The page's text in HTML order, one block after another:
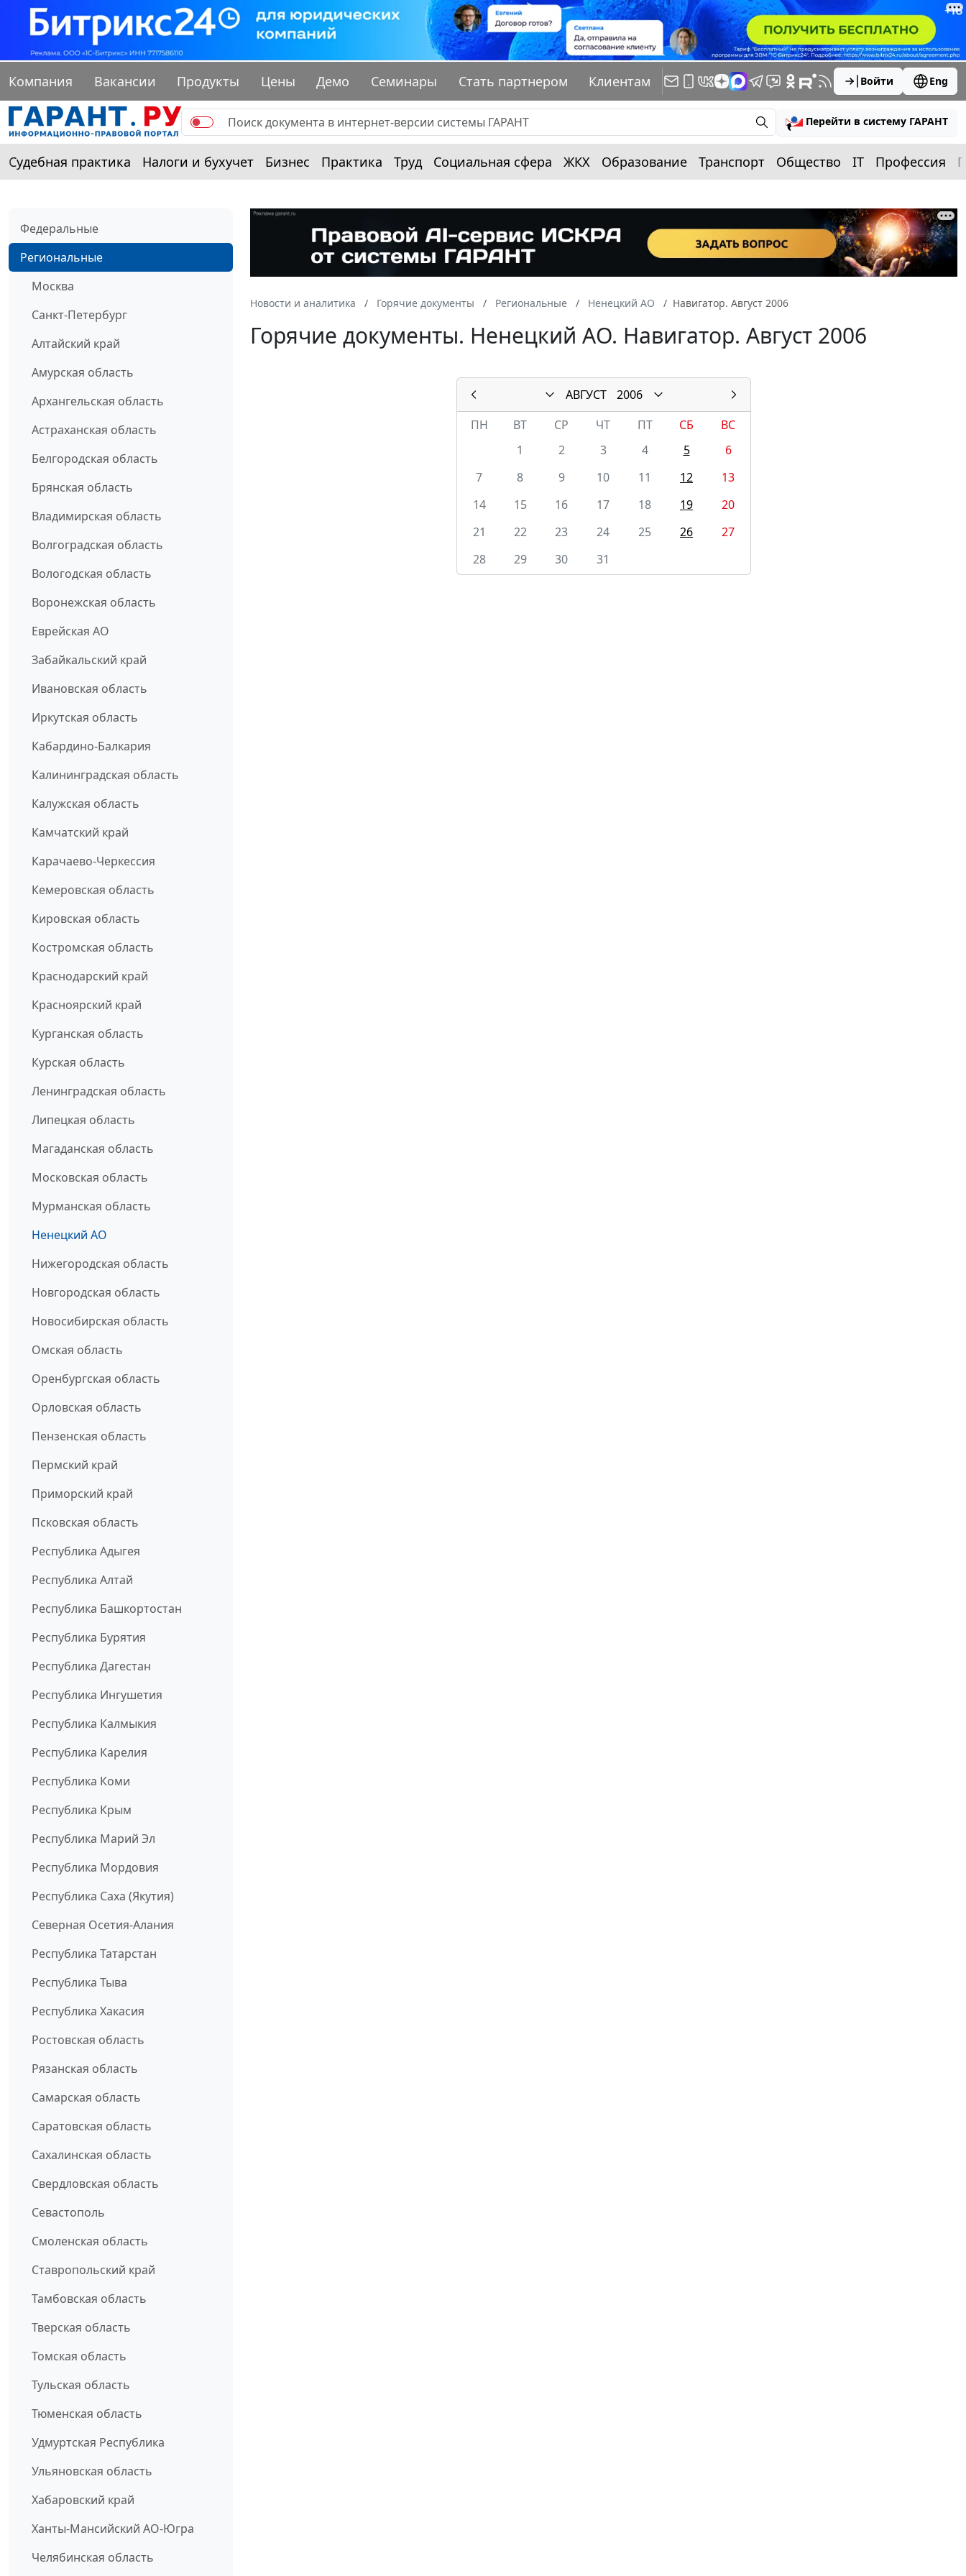
Компания Вакансии Продукты Цены Демо Семинары Стать партнером Клиентам Войти Eng
Перейти в систему ГАРАНТ
Судебная практика Налоги и бухучет Бизнес Практика Труд Социальная сфера ЖКХ Образование Транспорт Общество IT Профессия
Федеральные
Региональные
Москва
Санкт-Петербург
Алтайский край
Амурская область
Архангельская область
Астраханская область
Белгородская область
Брянская область
Владимирская область
Волгоградская область
Вологодская область
Воронежская область
Еврейская АО
Забайкальский край
Ивановская область
Иркутская область
Кабардино-Балкария
Калининградская область
Калужская область
Камчатский край
Карачаево-Черкессия
Кемеровская область
Кировская область
Костромская область
Краснодарский край
Красноярский край
Курганская область
Курская область
Ленинградская область
Липецкая область
Магаданская область
Московская область
Мурманская область
Ненецкий АО
Нижегородская область
Новгородская область
Новосибирская область
Омская область
Оренбургская область
Орловская область
Пензенская область
Пермский край
Приморский край
Псковская область
Республика Адыгея
Республика Алтай
Республика Башкортостан
Республика Бурятия
Республика Дагестан
Республика Ингушетия
Республика Калмыкия
Республика Карелия
Республика Коми
Республика Крым
Республика Марий Эл
Республика Мордовия
Республика Саха (Якутия)
Северная Осетия-Алания
Республика Татарстан
Республика Тыва
Республика Хакасия
Ростовская область
Рязанская область
Самарская область
Саратовская область
Сахалинская область
Свердловская область
Севастополь
Смоленская область
Ставропольский край
Тамбовская область
Тверская область
Томская область
Тульская область
Тюменская область
Удмуртская Республика
Ульяновская область
Хабаровский край
Ханты-Мансийский АО-Югра
Челябинская область
Новости и аналитика Горячие документы Региональные Ненецкий АО Навигатор. Август 2006
Горячие документы. Ненецкий АО. Навигатор. Август 2006
АВГУСТ
2006
ПН
ВТ СР ЧТ ПТ СБ
ВС
1
2 3 4 5
6
7
8 9 10 11 12
13
14
15 16 17 18 19
20
21
22 23 24 25 26
27
28
29 30 31